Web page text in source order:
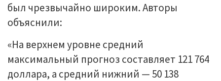
был чрезвычайно широким. Авторы
объяснили:
«На верхнем уровне средний
максимальный прогноз составляет 121 764
доллара, а средний нижний — 50 138